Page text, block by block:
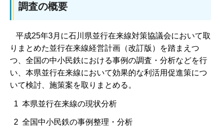
調査の概要
平成25年3月に石川県並行在来線対策協議会において取
りまとめた並行在来線経営計画（改訂版）を踏まえつ
つ、全国の中小民鉄における事例の調査・分析などを行
い、本県並行在来線において効果的な利活用促進策につ
いて検討、施策案を取りまとめる。
1 本県並行在来線の現状分析
2 全国中小民鉄の事例整理・分析